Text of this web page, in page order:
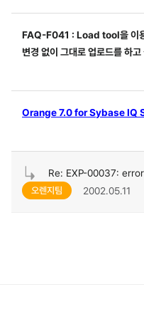
FAQ-F041 : Load tool을 이
변경 없이 그대로 업로드를 하고
Orange 7.0 for Sybase IQ
Re: EXP-00037: error
오렌지팀 2002.05.11